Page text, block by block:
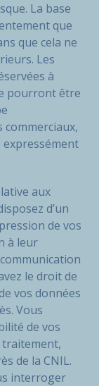
La base
que
que cela ne
Les
à
pourront être
commerciaux,
expressément
aux
d’un
de vos
à leur
le droit de
vos données
Vous
de vos
de la CNIL.
interroger